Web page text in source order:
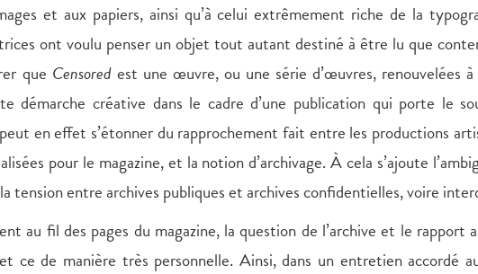
et aux papiers, ainsi qu’à celui extrêmement riche de la
ont voulu penser un objet tout autant destiné à être lu que
que Censoredest une œuvre, ou une série d’œuvres, renouvelées à
démarche créative dans le cadre d’une publication qui porte le
en effet s’étonner du rapprochement fait entre les productions
pour le magazine, et la notion d’archivage. À cela s’ajoute
tension entre archives publiques et archives confidentielles, voire
au fil des pages du magazine, la question de l’archive et le rapport
ce de manière très personnelle. Ainsi, dans un entretien accordé